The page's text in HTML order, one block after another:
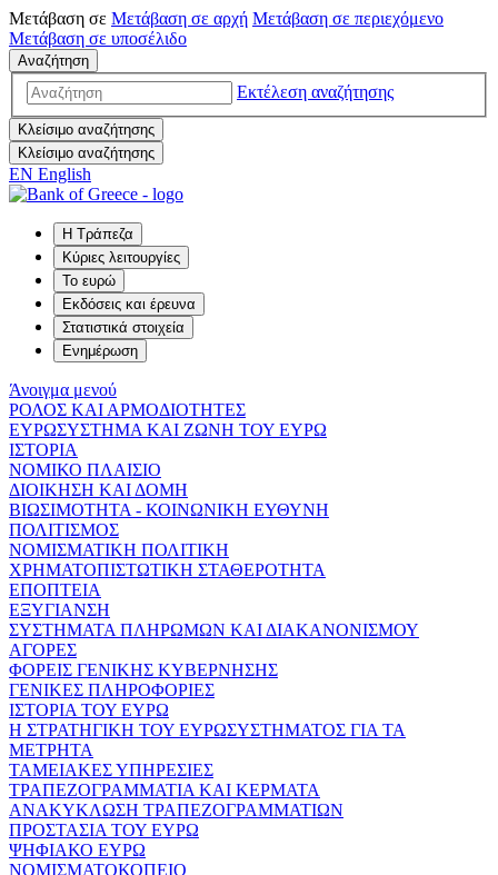
Μετάβαση σε Μετάβαση σε αρχή Μετάβαση σε περιεχόμενο
Μετάβαση σε υποσέλιδο
Αναζήτηση
Εκτέλεση αναζήτησης
Κλείσιμο αναζήτησης
Κλείσιμο αναζήτησης
EN English
Η Τράπεζα
Κύριες λειτουργίες
Το ευρώ
Εκδόσεις και έρευνα
Στατιστικά στοιχεία
Ενημέρωση
Άνοιγμα μενού
ΡΟΛΟΣ ΚΑΙ ΑΡΜΟΔΙΟΤΗΤΕΣ
ΕΥΡΩΣΥΣΤΗΜΑ ΚΑΙ ΖΩΝΗ ΤΟΥ ΕΥΡΩ
ΙΣΤΟΡΙΑ
ΝΟΜΙΚΟ ΠΛΑΙΣΙΟ
ΔΙΟΙΚΗΣΗ ΚΑΙ ΔΟΜΗ
ΒΙΩΣΙΜΟΤΗΤΑ - ΚΟΙΝΩΝΙΚΗ ΕΥΘΥΝΗ
ΠΟΛΙΤΙΣΜΟΣ
ΝΟΜΙΣΜΑΤΙΚΗ ΠΟΛΙΤΙΚΗ
ΧΡΗΜΑΤΟΠΙΣΤΩΤΙΚΗ ΣΤΑΘΕΡΟΤΗΤΑ
ΕΠΟΠΤΕΙΑ
ΕΞΥΓΙΑΝΣΗ
ΣΥΣΤΗΜΑΤΑ ΠΛΗΡΩΜΩΝ ΚΑΙ ΔΙΑΚΑΝΟΝΙΣΜΟΥ
ΑΓΟΡΕΣ
ΦΟΡΕΙΣ ΓΕΝΙΚΗΣ ΚΥΒΕΡΝΗΣΗΣ
ΓΕΝΙΚΕΣ ΠΛΗΡΟΦΟΡΙΕΣ
ΙΣΤΟΡΙΑ ΤΟΥ ΕΥΡΩ
Η ΣΤΡΑΤΗΓΙΚΗ ΤΟΥ ΕΥΡΩΣΥΣΤΗΜΑΤΟΣ ΓΙΑ ΤΑ
ΜΕΤΡΗΤΑ
ΤΑΜΕΙΑΚΕΣ ΥΠΗΡΕΣΙΕΣ
ΤΡΑΠΕΖΟΓΡΑΜΜΑΤΙΑ ΚΑΙ ΚΕΡΜΑΤΑ
ΑΝΑΚΥΚΛΩΣΗ ΤΡΑΠΕΖΟΓΡΑΜΜΑΤΙΩΝ
ΠΡΟΣΤΑΣΙΑ ΤΟΥ ΕΥΡΩ
ΨΗΦΙΑΚΟ ΕΥΡΩ
ΝΟΜΙΣΜΑΤΟΚΟΠΕΙΟ